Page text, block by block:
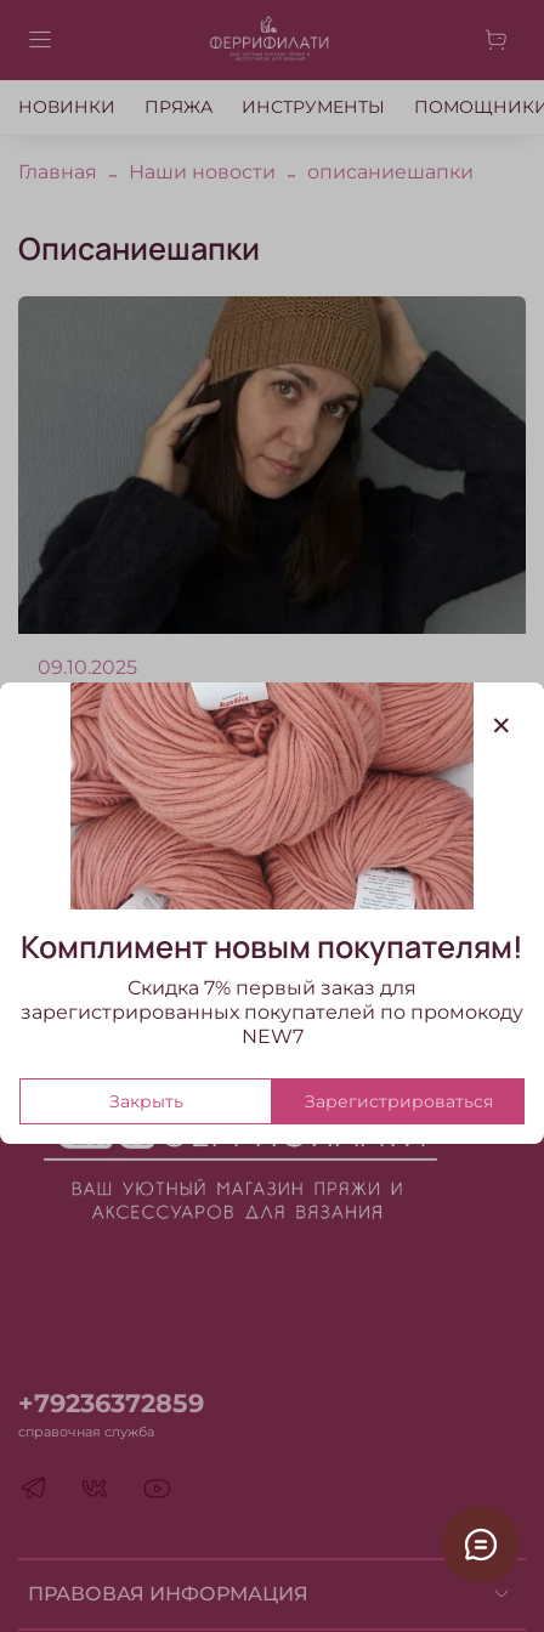
НОВИНКИ ПРЯЖА ИНСТРУМЕНТЫ
Главная Наши новости описаниешапки
описаниешапки
СОВМЕСТНИК ИЛИ
ОПИСАНИЕ?
Рада представить вашему вниманию
новую шапку по мотивам MiuMiu!
09.10.2025
ПРАВОВАЯ ИНФОРМАЦИЯ
+79236372859
справочная служба
Комплимент новым покупателям!
Скидка 7% первый заказ для
зарегистрированных покупателей по промокоду
NEW7
Закрыть Зарегистрироваться